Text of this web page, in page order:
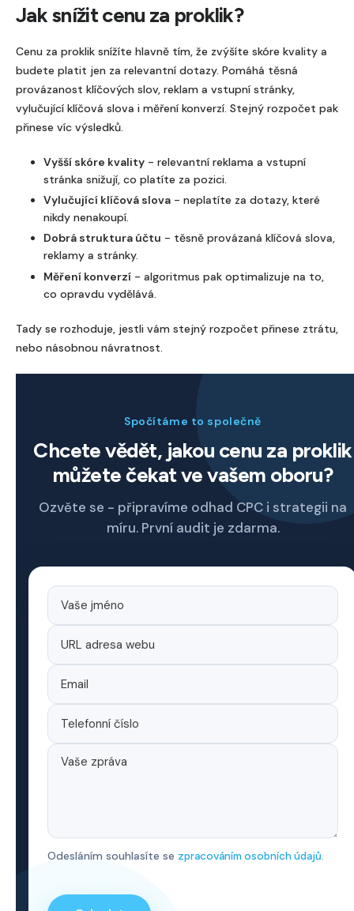
Jak snížit cenu za proklik?
Cenu za proklik snížíte hlavně tím, že zvýšíte skóre kvality a
budete platit jen za relevantní dotazy. Pomáhá těsná
provázanost klíčových slov, reklam a vstupní stránky,
vylučující klíčová slova i měření konverzí. Stejný rozpočet pak
přinese víc výsledků.
Vyšší skóre kvality - relevantní reklama a vstupní
stránka snižují, co platíte za pozici.
Vylučující klíčová slova - neplatíte za dotazy, které
nikdy nenakoupí.
Dobrá struktura účtu - těsně provázaná klíčová slova,
reklamy a stránky.
Měření konverzí - algoritmus pak optimalizuje na to,
co opravdu vydělává.
Tady se rozhoduje, jestli vám stejný rozpočet přinese ztrátu,
nebo násobnou návratnost.
Spočítáme to společně
Chcete vědět, jakou cenu za proklik
můžete čekat ve vašem oboru?
Ozvěte se - připravíme odhad CPC i strategii na
míru. První audit je zdarma.
Odesláním souhlasíte se zpracováním osobních údajů.